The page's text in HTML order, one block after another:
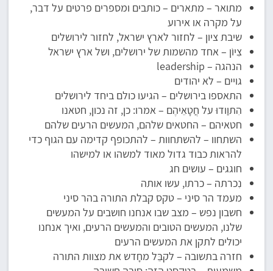
מתואר – מתארים – כותבים ומספרים פרטים על דבר,
על מקרה או אירוע
שיבת ציון – לחזור לארץ ישראל, לחזור לירושלים
צִיוֹן – אחד מהשמות של ירושלים, ושל ארץ ישראל
הנהגה – leadership
גויים – לא יהודים
התאספו בירושלים – הגיעו כולם ביחד לירושלים
הִתוַודוּ על חֲטָאֵיהֶם – אמרו: כן, זה נכון, חטאנו
חטאיהם – החטאים שלהם, המעשים הרעים שלהם
השתחוו – להשתחוות – להתכופף קדימה עם הגוף כדי
להראות כבוד גדול מאוד למשהו או למישהו
חוגגים – עושים חג
נִכרתה – כרתו, עשו אותה
מעמד הר סיני – טקס קבלת התורה בהר סיני
חשבון נפש – מצב שבו אנחנו חושבים על המעשים
שלנו, המעשים הטובים והמעשים הרעים, ואיך אנחנו
יכולים לתקן את המעשים הרעים
חזרה בתשובה – לקבֵּל מחָדש את מצוות התורה